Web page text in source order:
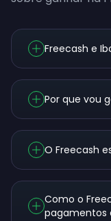
Freecash e
Por que vou
O Freecash
Como o
pagamentos